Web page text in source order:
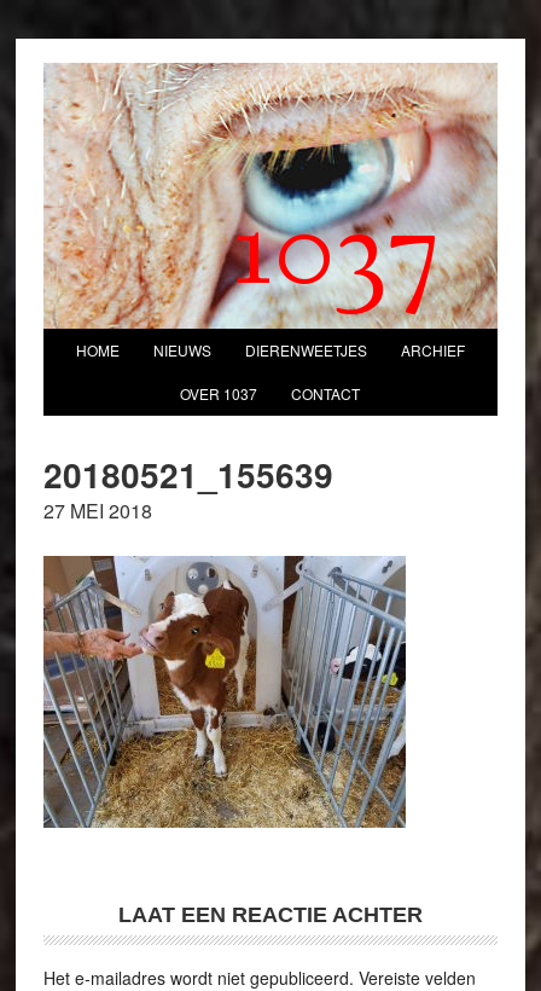
1037
HOME NIEUWS DIERENWEETJES ARCHIEF
OVER 1037 CONTACT
20180521_155639
27 MEI 2018
LAAT EEN REACTIE ACHTER
Het e-mailadres wordt niet gepubliceerd. Vereiste velden